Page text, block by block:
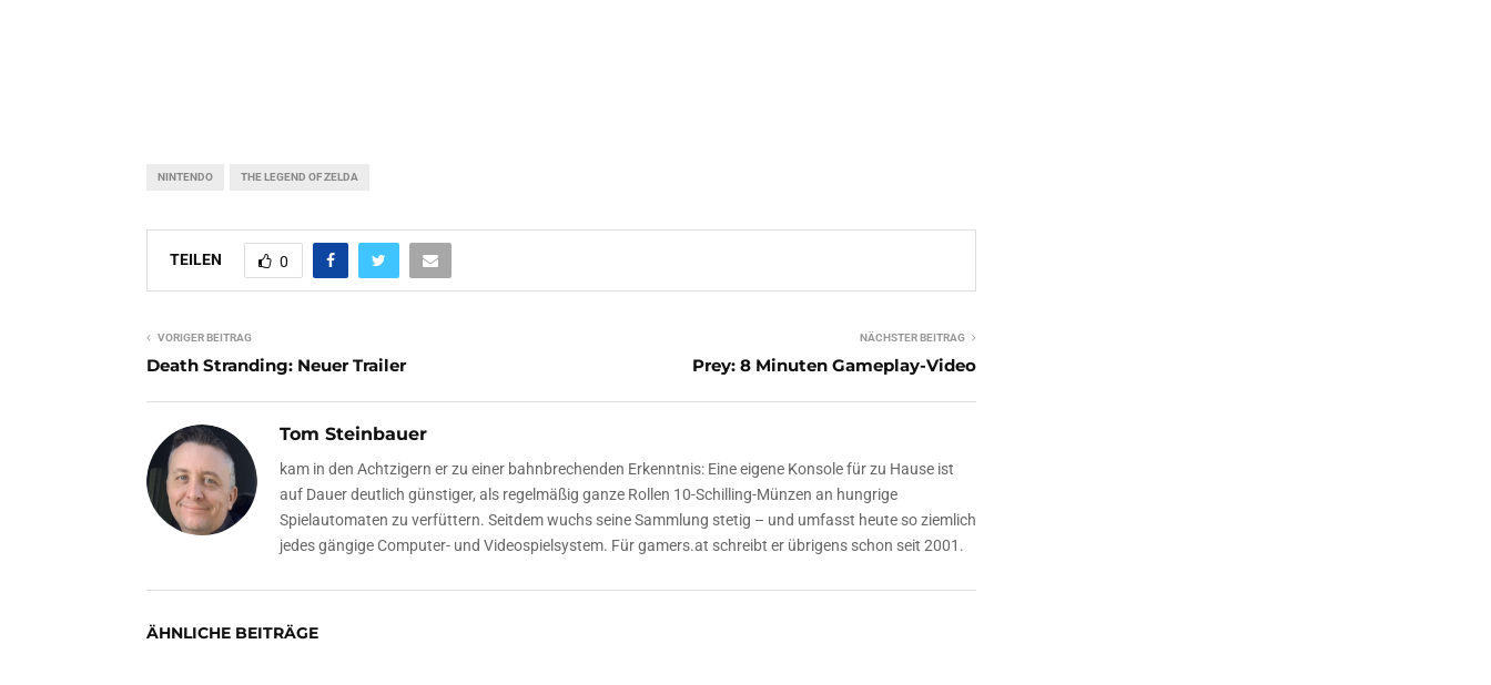
NINTENDO THE LEGEND OF ZELDA
TEILEN 0
VORIGER BEITRAG
Death Stranding: Neuer Trailer
NÄCHSTER BEITRAG
Prey: 8 Minuten Gameplay-Video
Tom Steinbauer
kam in den Achtzigern er zu einer bahnbrechenden Erkenntnis: Eine eigene Konsole für zu Hause ist
auf Dauer deutlich günstiger, als regelmäßig ganze Rollen 10-Schilling-Münzen an hungrige
Spielautomaten zu verfüttern. Seitdem wuchs seine Sammlung stetig – und umfasst heute so ziemlich
jedes gängige Computer- und Videospielsystem. Für gamers.at schreibt er übrigens schon seit 2001.
ÄHNLICHE BEITRÄGE